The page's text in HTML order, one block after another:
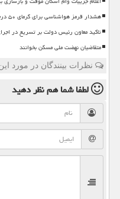
هشدار قرمز هواشناسی برای گرمای ۵۰ درجه بارشهای سیل آسا در ۳ استان
تاکید معاون رئیس دولت بر تسریع در
متقاضیان نهضت ملی مسکن بخوانند
نظرات بینندگان در مورد
لطفا شما همنظر دهید